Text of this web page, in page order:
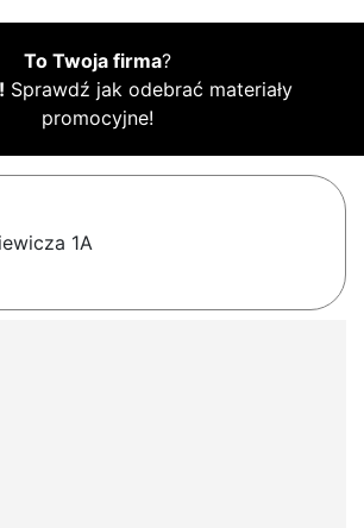
To Twoja firma?
Sprawdź jak odebrać materiały
promocyjne!
1A